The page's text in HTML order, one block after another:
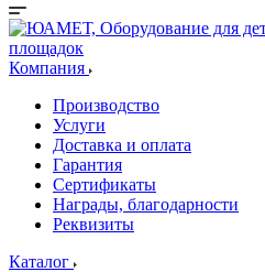
Компания
Производство
Услуги
Доставка и оплата
Гарантия
Сертификаты
Награды, благодарности
Реквизиты
Каталог